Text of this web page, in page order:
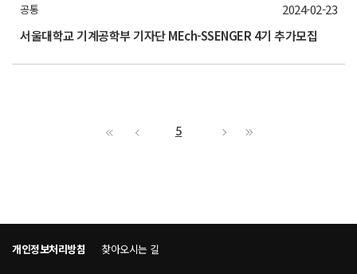
공통
서울대학교 기계공학부 기자단 MEch-SSENGER 4기 추가모집
2024-02-23
5
개인정보처리방침 찾아오시는 길